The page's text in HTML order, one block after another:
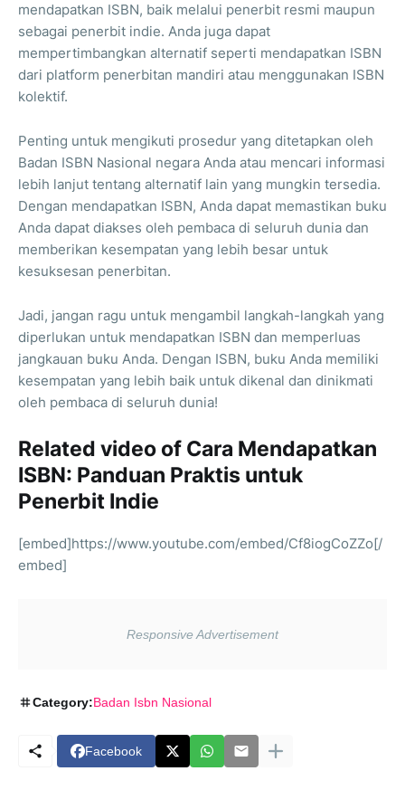
mendapatkan ISBN, baik melalui penerbit resmi maupun
sebagai penerbit indie. Anda juga dapat
mempertimbangkan alternatif seperti mendapatkan ISBN
dari platform penerbitan mandiri atau menggunakan ISBN
kolektif.
Penting untuk mengikuti prosedur yang ditetapkan oleh
Badan ISBN Nasional negara Anda atau mencari informasi
lebih lanjut tentang alternatif lain yang mungkin tersedia.
Dengan mendapatkan ISBN, Anda dapat memastikan buku
Anda dapat diakses oleh pembaca di seluruh dunia dan
memberikan kesempatan yang lebih besar untuk
kesuksesan penerbitan.
Jadi, jangan ragu untuk mengambil langkah-langkah yang
diperlukan untuk mendapatkan ISBN dan memperluas
jangkauan buku Anda. Dengan ISBN, buku Anda memiliki
kesempatan yang lebih baik untuk dikenal dan dinikmati
oleh pembaca di seluruh dunia!
Related video of Cara Mendapatkan
ISBN: Panduan Praktis untuk
Penerbit Indie
[embed]https://www.youtube.com/embed/Cf8iogCoZZo[/
embed]
Category:Badan Isbn Nasional
Facebook